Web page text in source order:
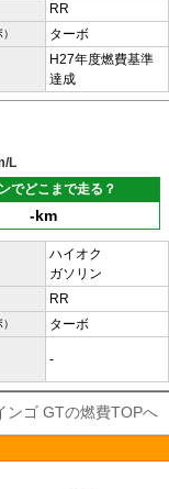
RR
ターボ
H27年度燃費基準
達成
L
でどこまで走る？
-km
ハイオク
ガソリン
RR
ターボ
-
ンゴ GTの燃費TOPへ